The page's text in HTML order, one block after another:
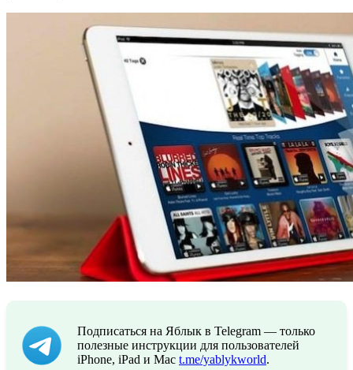
Подписаться на Яблык в Telegram — только
полезные инструкции для пользователей
iPhone, iPad и Mac t.me/yablykworld.